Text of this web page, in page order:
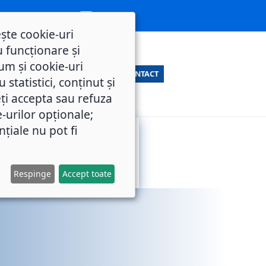
CONTACT
cookie-uri
funcționare și
și cookie-uri
statistici, conținut și
accepta sau refuza
urilor opționale;
nu pot fi
Respinge Accept toate